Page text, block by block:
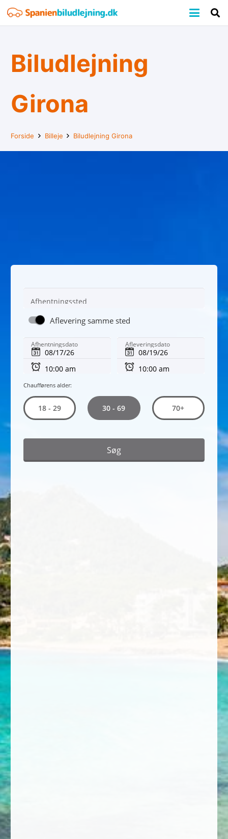
Biludlejning
Girona
Forside Billeje Biludlejning Girona
Afhentningssted
Aflevering samme sted
Afhentningsdato Afleveringsdato
Chaufførens alder:
18 - 29 30 - 69 70+
Søg